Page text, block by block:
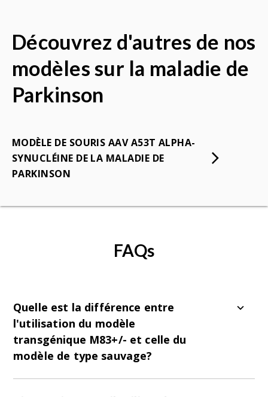
Découvrez d'autres de nos
modèles sur la maladie de
Parkinson
MODÈLE DE SOURIS AAV A53T ALPHA-
SYNUCLÉINE DE LA MALADIE DE
PARKINSON
FAQs
Quelle est la différence entre
l'utilisation du modèle
transgénique M83+/- et celle du
modèle de type sauvage?